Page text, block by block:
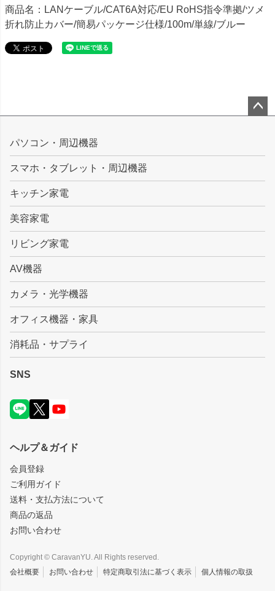
商品名：LANケーブル/CAT6A対応/EU RoHS指令準拠/ツメ
折れ防止カバー/簡易パッケージ仕様/100m/単線/ブルー
ップ
パソコン・周辺機器
スマホ・タブレット・周辺機器
キッチン家電
美容家電
リビング家電
AV機器
カメラ・光学機器
オフィス機器・家具
消耗品・サプライ
SNS
ヘルプ＆ガイド
会員登録
ご利用ガイド
送料・支払方法について
商品の返品
お問い合わせ
Copyright © CaravanYU. All Rights reserved.
会社概要
お問い合わせ 特定商取引法に基づく表示 個人情報の取扱